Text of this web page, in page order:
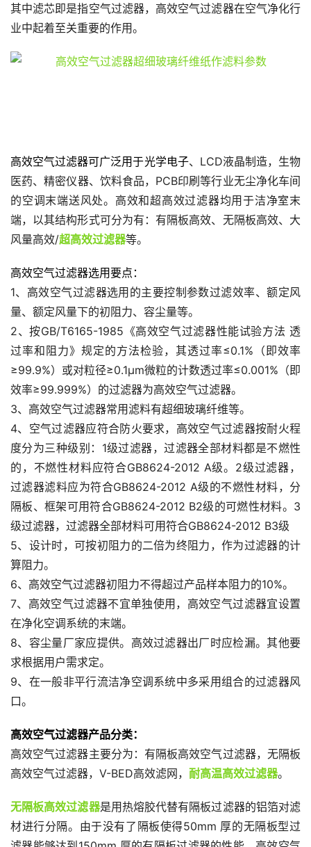
其中滤芯即是指空气过滤器，高效空气过滤器在空气净化行
业中起着至关重要的作用。
高效空气过滤器可广泛用于光学电子、LCD液晶制造，生物
医药、精密仪器、饮料食品，PCB印刷等行业无尘净化车间
的空调末端送风处。高效和超高效过滤器均用于洁净室末
端，以其结构形式可分为有：有隔板高效、无隔板高效、大
风量高效/超高效过滤器等。
高效空气过滤器选用要点：
1、高效空气过滤器选用的主要控制参数过滤效率、额定风
量、额定风量下的初阻力、容尘量等。
2、按GB/T6165-1985《高效空气过滤器性能试验方法 透
过率和阻力》规定的方法检验，其透过率≤0.1%（即效率
≥99.9%）或对粒径≥0.1μm微粒的计数透过率≤0.001%（即
效率≥99.999%）的过滤器为高效空气过滤器。
3、高效空气过滤器常用滤料有超细玻璃纤维等。
4、空气过滤器应符合防火要求，高效空气过滤器按耐火程
度分为三种级别：1级过滤器，过滤器全部材料都是不燃性
的，不燃性材料应符合GB8624-2012 A级。2级过滤器，
过滤器滤料应为符合GB8624-2012 A级的不燃性材料，分
隔板、框架可用符合GB8624-2012 B2级的可燃性材料。3
级过滤器，过滤器全部材料可用符合GB8624-2012 B3级
5、设计时，可按初阻力的二倍为终阻力，作为过滤器的计
算阻力。
6、高效空气过滤器初阻力不得超过产品样本阻力的10%。
7、高效空气过滤器不宜单独使用，高效空气过滤器宜设置
在净化空调系统的末端。
8、容尘量厂家应提供。高效过滤器出厂时应检漏。其他要
求根据用户需求定。
9、在一般非平行流洁净空调系统中多采用组合的过滤器风
口。
高效空气过滤器产品分类：
高效空气过滤器主要分为：有隔板高效空气过滤器，无隔板
高效空气过滤器，V-BED高效滤网， 耐高温高效过滤器。
无隔板高效过滤器是用热熔胶代替有隔板过滤器的铝箔对滤
材进行分隔。由于没有了隔板使得50mm 厚的无隔板型过